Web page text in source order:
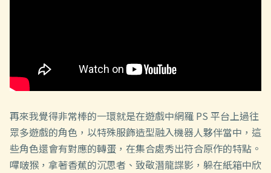
再來我覺得非常棒的一環就是在遊戲中網羅 PS 平台上過往
眾多遊戲的角色，以特殊服飾造型融入機器人夥伴當中，這
些角色還會有對應的轉蛋，在集合處秀出符合原作的特點。
嗶啵猴，拿著香蕉的沉思者、致敬潛龍諜影，躲在紙箱中欣